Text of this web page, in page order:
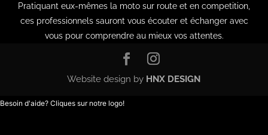
Pratiquant eux-mêmes la moto sur route et en competition,
ces professionnels sauront vous écouter et échanger avec
vous pour comprendre au mieux vos attentes.
Website design by HNX DESIGN
Besoin d'aide? Cliques sur notre logo!